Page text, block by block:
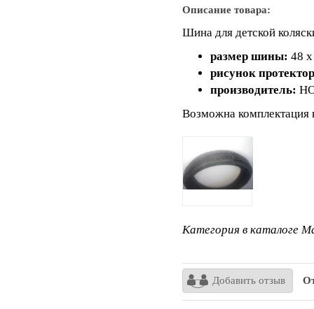
Описание товара:
Шина для детской
размер шины: 48
рисунок
производитель:
Возможна комплектация
Категория в каталоге
Добавить отзыв